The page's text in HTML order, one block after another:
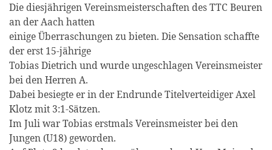
Die diesjährigen Vereinsmeisterschaften des TTC Beuren
an der Aach hatten
einige Überraschungen zu bieten. Die Sensation schaffte
der erst 15-jährige
Tobias Dietrich und wurde ungeschlagen Vereinsmeister
bei den Herren A.
Dabei besiegte er in der Endrunde Titelverteidiger Axel
Klotz mit 3:1-Sätzen.
Im Juli war Tobias erstmals Vereinsmeister bei den
Jungen (U18) geworden.